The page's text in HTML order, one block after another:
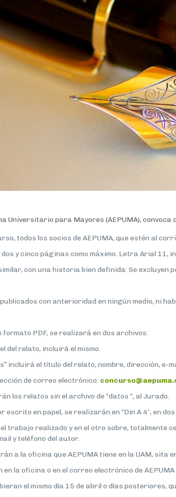
Universitario para Mayores (AEPUMA), convoca
todos los socios de AEPUMA, que estén al
y cinco páginas como máximo. Letra Arial 11,
con una historia bien definida: Se excluyen
con anterioridad en ningún medio, ni
PDF, se realizará en dos archivos:
del relato, incluirá el mismo.
incluirá el título del relato, nombre, dirección, e-
de correo electrónico:
los relatos sin el archivo de “datos “, al Jurado.
en papel, se realizarán en “Din A 4″, en
trabajo realizado y en el otro sobre,
y teléfono del autor.
a la oficina que AEPUMA tiene en la UAM, sita
la oficina o en el correo electrónico de AEPUMA
el mismo día 15 de abril o días posteriores,